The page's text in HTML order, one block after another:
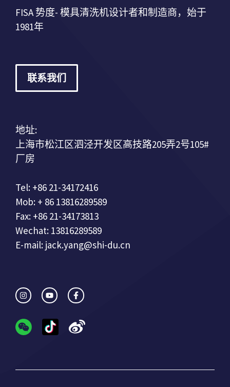
FISA 势度- 模具清洗机设计者和制造商，始于
1981年
联系我们
地址:
上海市松江区泗泾开发区高技路205弄2号105#
厂房
Tel: +86 21-34172416
Mob: + 86 13816289589
Fax: +86 21-34173813
Wechat: 13816289589
E-mail: jack.yang@shi-du.cn